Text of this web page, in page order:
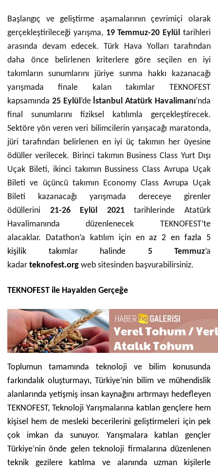
Başlangıç ve geliştirme aşamalarının çevrimiçi olarak
gerçekleştirileceği yarışma, 19 Temmuz-20 Eylül tarihleri
arasında devam edecek. Türk Hava Yolları tarafından
daha önce belirlenen kriterlere göre seçilen en iyi
takımların sunumlarını jüriye sunma hakkı kazanacağı
yarışmada finale kalan takımlar TEKNOFEST
kapsamında 25 Eylül’de İstanbul Atatürk Havalimanı’nda
final sunumlarını fiziksel katılımla gerçekleştirecek.
Sektöre yön veren veri bilimcilerin yarışacağı maratonda,
jüri tarafından belirlenen en iyi üç takımın her üyesine
ödüller verilecek. Birinci takımın Business Class Yurt Dışı
Uçak Bileti, ikinci takımın Bussiness Class Avrupa Uçak
Bileti ve üçüncü takımın Economy Class Avrupa Uçak
Bileti kazanacağı yarışmada dereceye girenler
ödüllerini 21-26 Eylül 2021tarihlerinde Atatürk
Havalimanında düzenlenecek TEKNOFEST’te
alacaklar. Datathon’a katılım için en az 2 en fazla 5
kişilik
takımlarhalinde 5 Temmuz’a
kadarteknofest.org web sitesinden başvurabilirsiniz.
TEKNOFEST ile Hayalden Gerçeğe
Toplumun tamamında teknoloji ve bilim konusunda
farkındalık oluşturmayı, Türkiye’nin bilim ve mühendislik
alanlarında yetişmiş insan kaynağını artırmayı hedefleyen
TEKNOFEST, Teknoloji Yarışmalarına katılan gençlere hem
kişisel hem de mesleki becerilerini geliştirmeleri için pek
çok imkan da sunuyor. Yarışmalara katılan gençler
Türkiye’nin önde gelen teknoloji firmalarına düzenlenen
teknik gezilere katılma ve alanında uzman kişilerle